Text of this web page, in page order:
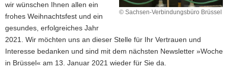
© Sachsen-Verbindungsbüro Brüssel
wir wünschen Ihnen allen ein
frohes Weihnachtsfest und ein
gesundes, erfolgreiches Jahr
2021. Wir möchten uns an dieser Stelle für Ihr Vertrauen und
Interesse bedanken und sind mit dem nächsten Newsletter »Woche
in Brüssel« am 13. Januar 2021 wieder für Sie da.